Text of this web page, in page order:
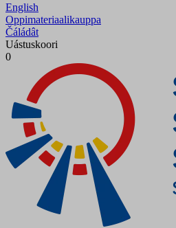
English
Oppimateriaalikauppa
Čáládât
Uástuskoori
0